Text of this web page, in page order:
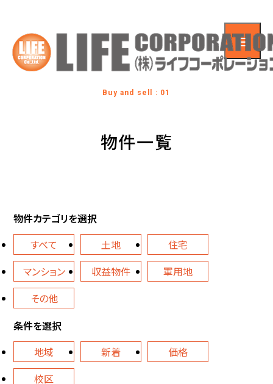
Buy and sell : 01
物件一覧
物件カテゴリを選択
すべて
土地
住宅
マンション
収益物件
軍用地
その他
条件を選択
地域
新着
価格
校区